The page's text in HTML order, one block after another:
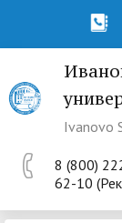
Ivanovo
8 (800)
62-10